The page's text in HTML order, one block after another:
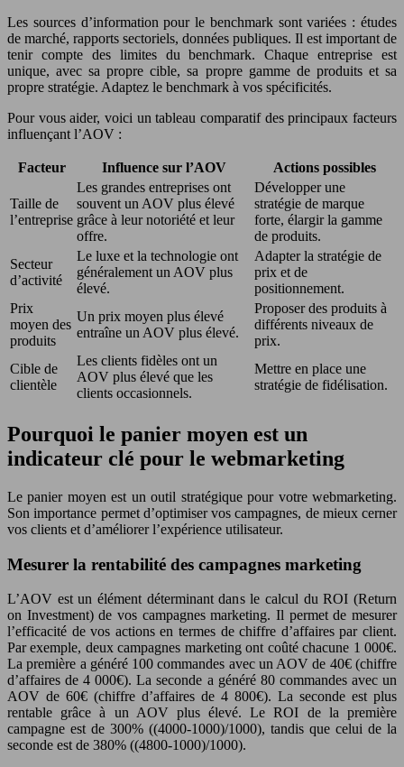
Les sources d’information pour le benchmark sont variées : études
de marché, rapports sectoriels, données publiques. Il est important de
tenir compte des limites du benchmark. Chaque entreprise est
unique, avec sa propre cible, sa propre gamme de produits et sa
propre stratégie. Adaptez le benchmark à vos spécificités.
Pour vous aider, voici un tableau comparatif des principaux facteurs
influençant l’AOV :
Facteur Influence sur l’AOV Actions possibles
Taille de
l’entreprise
Les grandes entreprises ont
souvent un AOV plus élevé
grâce à leur notoriété et leur
offre.
Développer une
stratégie de marque
forte, élargir la gamme
de produits.
Secteur
d’activité
Le luxe et la technologie ont
généralement un AOV plus
élevé.
Adapter la stratégie de
prix et de
positionnement.
Prix
moyen des
produits
Un prix moyen plus élevé
entraîne un AOV plus élevé.
Proposer des produits à
différents niveaux de
prix.
Cible de
clientèle
Les clients fidèles ont un
AOV plus élevé que les
clients occasionnels.
Mettre en place une
stratégie de fidélisation.
Pourquoi le panier moyen est un
indicateur clé pour le webmarketing
Le panier moyen est un outil stratégique pour votre webmarketing.
Son importance permet d’optimiser vos campagnes, de mieux cerner
vos clients et d’améliorer l’expérience utilisateur.
Mesurer la rentabilité des campagnes marketing
L’AOV est un élément déterminant dans le calcul du ROI (Return
on Investment) de vos campagnes marketing. Il permet de mesurer
l’efficacité de vos actions en termes de chiffre d’affaires par client.
Par exemple, deux campagnes marketing ont coûté chacune 1 000€.
La première a généré 100 commandes avec un AOV de 40€ (chiffre
d’affaires de 4 000€). La seconde a généré 80 commandes avec un
AOV de 60€ (chiffre d’affaires de 4 800€). La seconde est plus
rentable grâce à un AOV plus élevé. Le ROI de la première
campagne est de 300% ((4000-1000)/1000), tandis que celui de la
seconde est de 380% ((4800-1000)/1000).